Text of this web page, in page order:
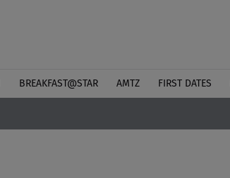
BREAKFAST@STAR ΑΜΤΖ FIRST DATES